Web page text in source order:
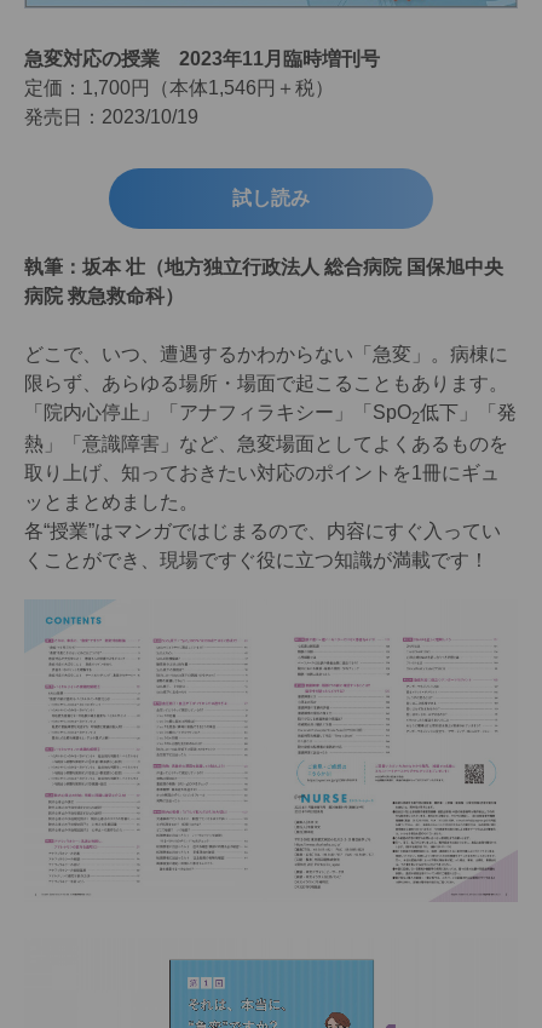
急変対応の授業 2023年11月臨時増刊号
定価：1,700円（本体1,546円＋税）
発売日：2023/10/19
試し読み
執筆：坂本 壮（地方独立行政法人 総合病院 国保旭中央
病院 救急救命科）
どこで、いつ、遭遇するかわからない「急変」。病棟に
限らず、あらゆる場所・場面で起こることもあります。
「院内心停止」「アナフィラキシー」「SpO2低下」「発
熱」「意識障害」など、急変場面としてよくあるものを
取り上げ、知っておきたい対応のポイントを1冊にギュ
ッとまとめました。
各“授業”はマンガではじまるので、内容にすぐ入ってい
くことができ、現場ですぐ役に立つ知識が満載です！